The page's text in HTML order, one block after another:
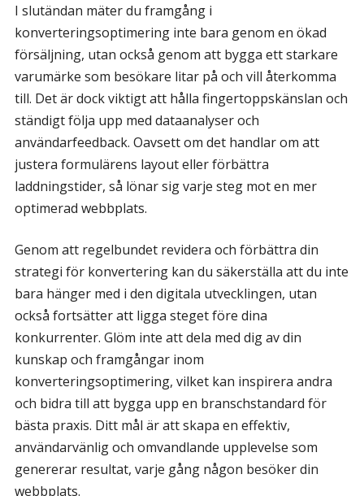
I slutändan mäter du framgång i
konverteringsoptimering inte bara genom en ökad
försäljning, utan också genom att bygga ett starkare
varumärke som besökare litar på och vill återkomma
till. Det är dock viktigt att hålla fingertoppskänslan och
ständigt följa upp med dataanalyser och
användarfeedback. Oavsett om det handlar om att
justera formulärens layout eller förbättra
laddningstider, så lönar sig varje steg mot en mer
optimerad webbplats.
Genom att regelbundet revidera och förbättra din
strategi för konvertering kan du säkerställa att du inte
bara hänger med i den digitala utvecklingen, utan
också fortsätter att ligga steget före dina
konkurrenter. Glöm inte att dela med dig av din
kunskap och framgångar inom
konverteringsoptimering, vilket kan inspirera andra
och bidra till att bygga upp en branschstandard för
bästa praxis. Ditt mål är att skapa en effektiv,
användarvänlig och omvandlande upplevelse som
genererar resultat, varje gång någon besöker din
webbplats.